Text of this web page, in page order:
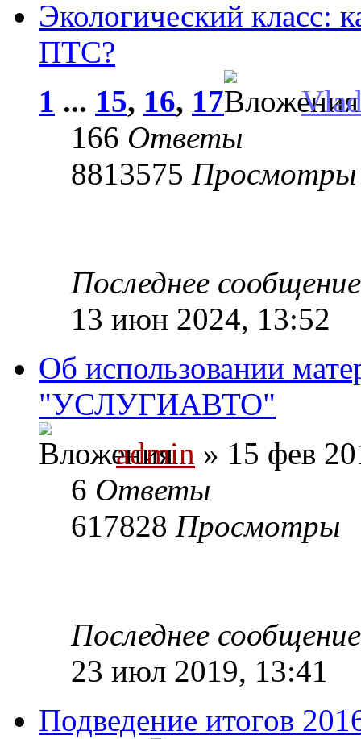
Экологический класс:
ПТС?
1 ... 15, 16, 17
166 Ответы
8813575 Просмотры
Последнее
13 июн 2024, 13:52
Об использовании
"УСЛУГИАВТО"
admin » 15 фев
6 Ответы
617828 Просмотры
Последнее
23 июл 2019, 13:41
Подведение итогов